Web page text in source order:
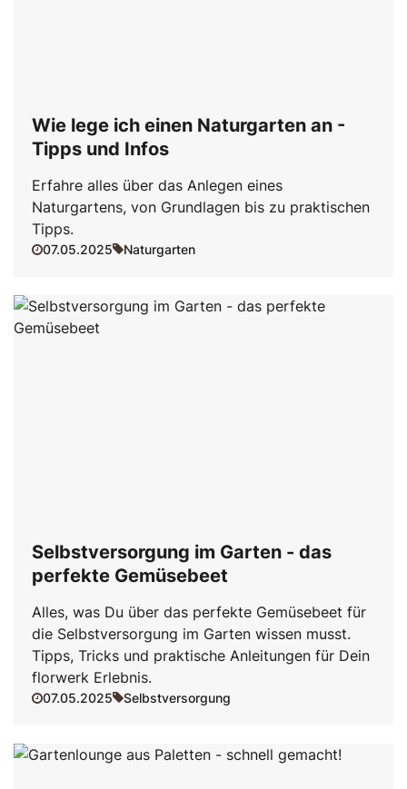
Wie lege ich einen Naturgarten an -
Tipps und Infos
Erfahre alles über das Anlegen eines
Naturgartens, von Grundlagen bis zu praktischen
Tipps.
07.05.2025 Naturgarten
Selbstversorgung im Garten - das
perfekte Gemüsebeet
Alles, was Du über das perfekte Gemüsebeet für
die Selbstversorgung im Garten wissen musst.
Tipps, Tricks und praktische Anleitungen für Dein
florwerk Erlebnis.
07.05.2025 Selbstversorgung